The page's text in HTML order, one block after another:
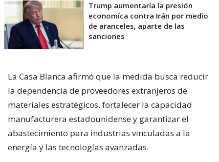
Trump aumentaría la presión
economíca contra Irán por medio
de aranceles, aparte de las
sanciones
La Casa Blanca afirmó que la medida busca reducir
la dependencia de proveedores extranjeros de
materiales estratégicos, fortalecer la capacidad
manufacturera estadounidense y garantizar el
abastecimiento para industrias vinculadas a la
energía y las tecnologías avanzadas.